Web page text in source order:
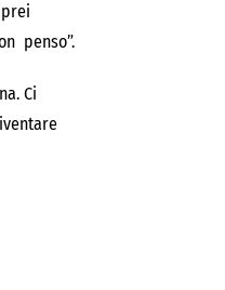
penso”.
Ci